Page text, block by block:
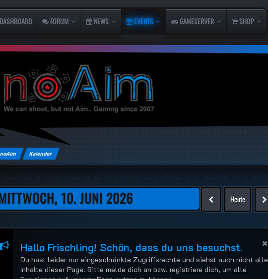
DASHBOARD FORUM NEWS EVENTS GAMESERVER SHOP
noAim Kalender
10. JUNI 2026 Heute
Hallo Frischling! Schön, dass du uns besuchst.
Du hast leider nur eingeschränkte Zugriffsrechte und siehst auch nicht alle
Inhalte dieser Page. Bitte melde dich an bzw. registriere dich, um alle